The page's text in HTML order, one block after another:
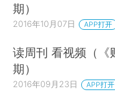
期）
2016年10月07日 APP打开
读周刊 看视频（
期）
2016年09月23日 APP打开